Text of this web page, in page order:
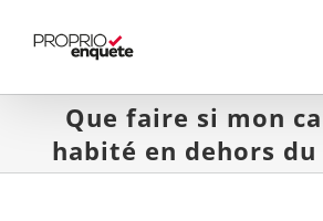
content
Que faire si mon
habité en dehors du